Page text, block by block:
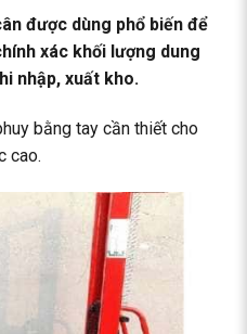
được dùng phổ biến để
xác khối lượng dung
nhập, xuất kho.
bằng tay cần thiết cho
cao.